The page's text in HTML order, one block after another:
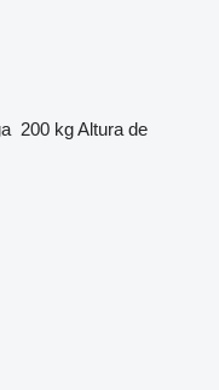
200 kgAltura de